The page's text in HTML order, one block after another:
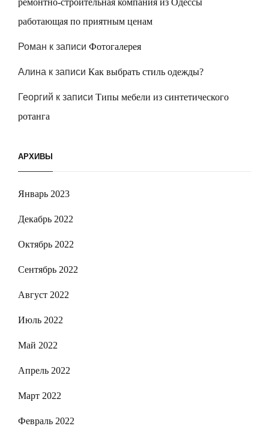
работающая по приятным ценам
Роман к записи Фотогалерея
Алина к записи Как выбрать стиль одежды?
Георгий к записи Типы мебели из синтетического
ротанга
АРХИВЫ
Январь 2023
Декабрь 2022
Октябрь 2022
Сентябрь 2022
Август 2022
Июль 2022
Май 2022
Апрель 2022
Март 2022
Февраль 2022